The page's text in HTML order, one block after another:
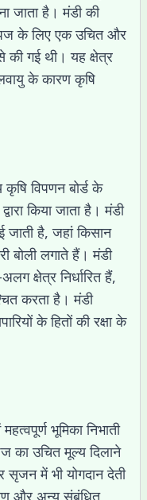
जाता है। मंडी की
के लिए एक उचित और
की गई थी। यह क्षेत्र
के कारण कृषि
विपणन बोर्ड के
किया जाता है। मंडी
जाती है, जहां किसान
बोली लगाते हैं। मंडी
क्षेत्र निर्धारित हैं,
करता है। मंडी
के हितों की रक्षा के
भूमिका निभाती
का उचित मूल्य दिलाने
सृजन में भी योगदान देती